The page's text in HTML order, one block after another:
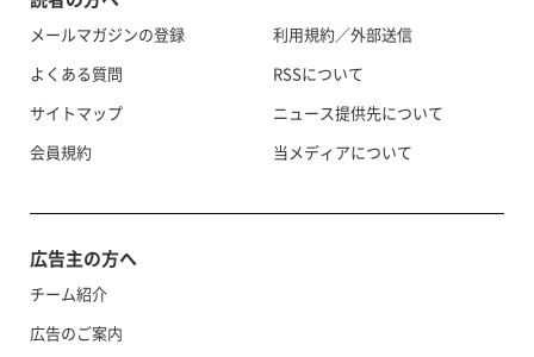
メールマガジンの登録
よくある質問
サイトマップ
会員規約
利用規約／外部送信
RSSについて
ニュース提供先について
当メディアについて
広告主の方へ
チーム紹介
広告のご案内